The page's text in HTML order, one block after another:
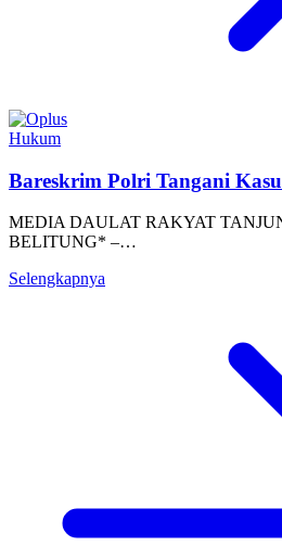
Hukum
Bareskrim Polri Tangani
MEDIA DAULAT RAKYAT
BELITUNG* –…
Selengkapnya